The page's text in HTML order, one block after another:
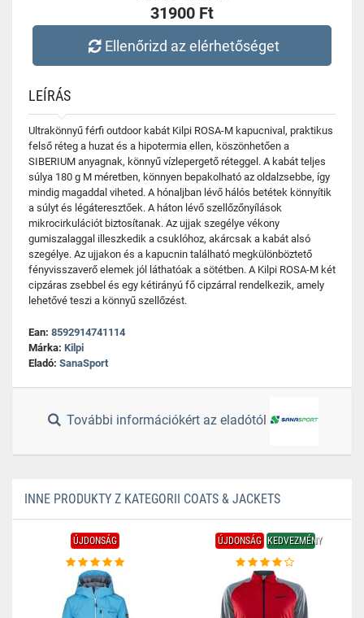
31900 Ft
Ellenőrizd az elérhetőséget
LEÍRÁS
Ultrakönnyű férfi outdoor kabát Kilpi ROSA-M kapucnival, praktikus
felső réteg a huzat és a hipotermia ellen, köszönhetően a
SIBERIUM anyagnak, könnyű vízlepergető réteggel. A kabát teljes
súlya 180 g M méretben, könnyen bepakolható az oldalzsebbe, így
mindig magaddal viheted. A hónaljban lévő hálós betétek könnyítik
a súlyt és légáteresztőek. A háton lévő szellőzőnyílások
mikrocirkulációt biztosítanak. Az ujjak szegélye vékony
gumiszalaggal illeszkedik a csuklóhoz, akárcsak a kabát alsó
szegélye. Az ujjakon és a kapucnin található megkülönböztető
fényvisszaverő elemek jól láthatóak a sötétben. A Kilpi ROSA-M két
cipzáras zsebbel és egy kétirányú fő cipzárral rendelkezik, amely
lehetővé teszi a könnyű szellőzést.
Ean: 8592914741114
Márka: Kilpi
Eladó: SanaSport
További információkért az eladótól
INNE PRODUKTY Z KATEGORII COATS & JACKETS
ÚJDONSÁG ÚJDONSÁG KEDVEZMÉNY